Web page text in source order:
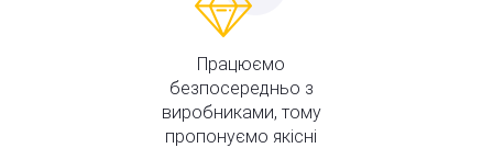
Працюємо
безпосередньо з
виробниками, тому
пропонуємо якісні